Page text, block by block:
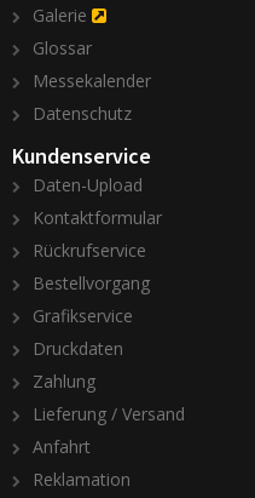
Galerie
Glossar
Messekalender
Datenschutz
Kundenservice
Daten-Upload
Kontaktformular
Rückrufservice
Bestellvorgang
Grafikservice
Druckdaten
Zahlung
Lieferung / Versand
Anfahrt
Reklamation